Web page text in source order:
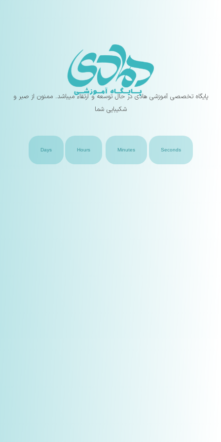
پایگاه تخصصی آموزشی هادی در حال توسعه و ارتقاء میباشد. ممنون از صبر و
شکیبایی شما
Days Hours Minutes Seconds